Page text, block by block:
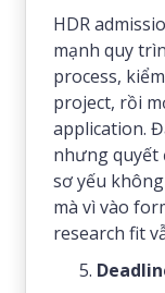
HDR
mạnh quy
process,
project, rồi
application.
nhưng quyết
sơ yếu
mà vì vào
research fit